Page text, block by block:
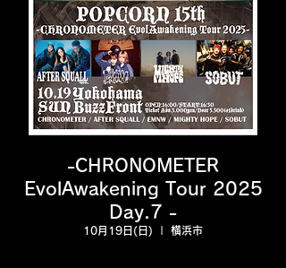
-CHRONOMETER
EvolAwakening Tour 2025
Day.7 -
10月19日(日) 横浜市